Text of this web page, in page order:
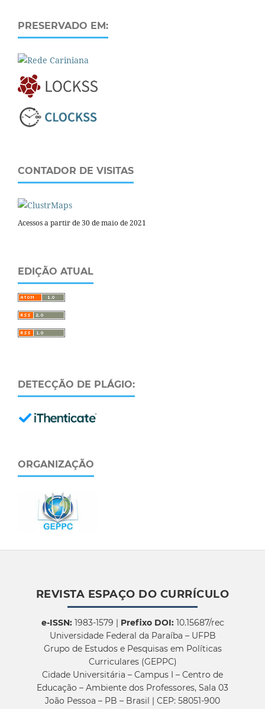
PRESERVADO EM:
CONTADOR DE VISITAS
Acessos a partir de 30 de maio de 2021
EDIÇÃO ATUAL
DETECÇÃO DE PLÁGIO:
ORGANIZAÇÃO
REVISTA ESPAÇO DO CURRÍCULO
e-ISSN:1983-1579 | Prefixo DOI:10.15687/rec
Universidade Federal da Paraíba – UFPB
Grupo de Estudos e Pesquisas em Políticas
Curriculares (GEPPC)
Cidade Universitária – Campus I – Centro de
Educação – Ambiente dos Professores, Sala 03
João Pessoa – PB – Brasil | CEP: 58051-900